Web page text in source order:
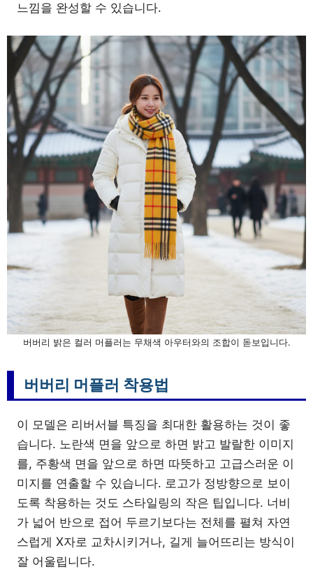
느낌을 완성할 수 있습니다.
버버리 밝은 컬러 머플러는 무채색 아우터와의 조합이 돋보입니다.
버버리 머플러 착용법
이 모델은 리버서블 특징을 최대한 활용하는 것이 좋
습니다. 노란색 면을 앞으로 하면 밝고 발랄한 이미지
를, 주황색 면을 앞으로 하면 따뜻하고 고급스러운 이
미지를 연출할 수 있습니다. 로고가 정방향으로 보이
도록 착용하는 것도 스타일링의 작은 팁입니다. 너비
가 넓어 반으로 접어 두르기보다는 전체를 펼쳐 자연
스럽게 X자로 교차시키거나, 길게 늘어뜨리는 방식이
잘 어울립니다.